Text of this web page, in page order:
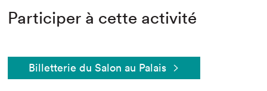
Participer à cette activité
Billetterie du Salon au Palais